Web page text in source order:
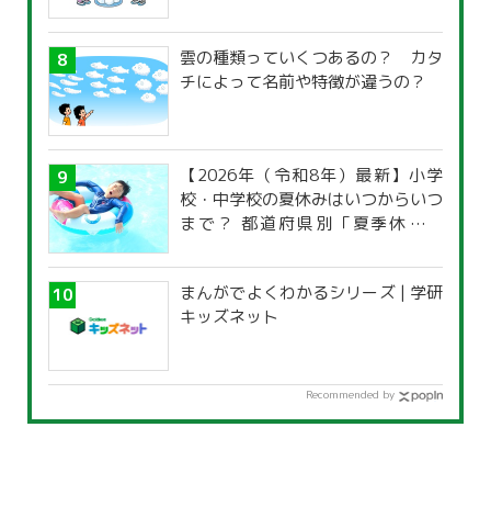
雲の種類っていくつあるの？ カタ
チによって名前や特徴が違うの？
【2026年（令和8年）最新】小学
校・中学校の夏休みはいつからいつ
まで？ 都道府県別「夏季休暇一
まんがでよくわかるシリーズ | 学研
キッズネット
Recommended by